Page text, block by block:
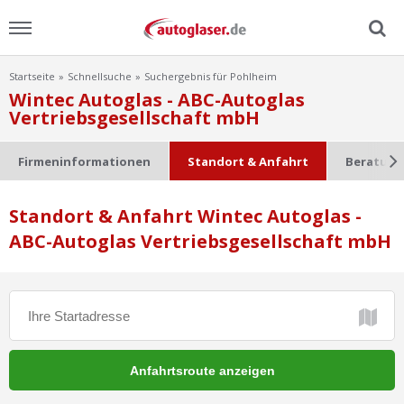
Menu
Home
Ratgeber
FAQ
Startseite Schnellsuche Suchergebnis für Pohlheim
Wintec Autoglas - ABC-Autoglas
Vertriebsgesellschaft mbH
Firmeninformationen Standort & Anfahrt
Standort & Anfahrt Wintec Autoglas -
ABC-Autoglas Vertriebsgesellschaft mbH